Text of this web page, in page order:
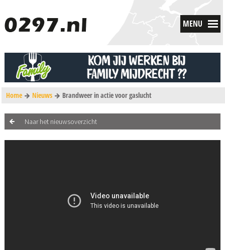
MENU
Home Nieuws Brandweer in actie voor gaslucht
Naar het nieuwsoverzicht